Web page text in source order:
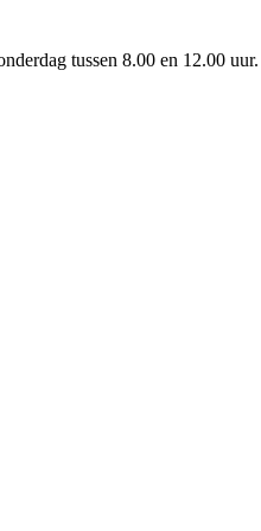
tussen 8.00 en 12.00 uur.